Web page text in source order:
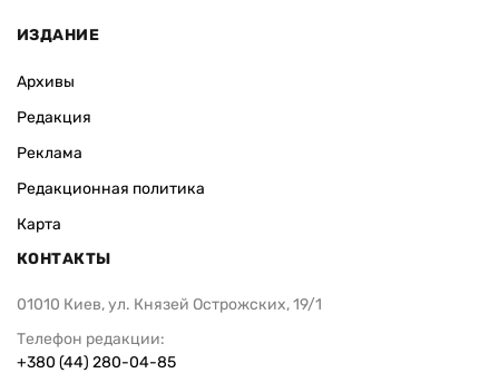
ИЗДАНИЕ
Архивы
Редакция
Реклама
Редакционная политика
Карта
КОНТАКТЫ
01010 Киев, ул. Князей Острожских, 19/1
Телефон редакции:
+380 (44) 280-04-85